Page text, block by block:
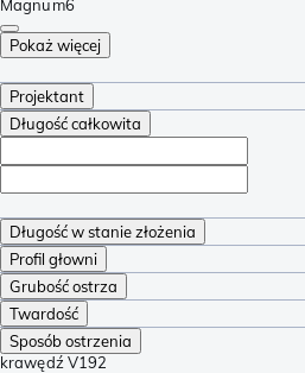
Magnum6
Pokaż więcej
Projektant
Długość całkowita
Długość w stanie złożenia
Profil głowni
Grubość ostrza
Twardość
Sposób ostrzenia
krawędź V192